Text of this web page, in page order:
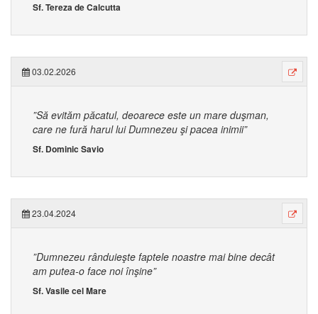
Sf. Tereza de Calcutta
03.02.2026
”Să evităm păcatul, deoarece este un mare duşman,
care ne fură harul lui Dumnezeu şi pacea inimii”
Sf. Dominic Savio
23.04.2024
”Dumnezeu rânduieşte faptele noastre mai bine decât
am putea-o face noi înşine”
Sf. Vasile cel Mare